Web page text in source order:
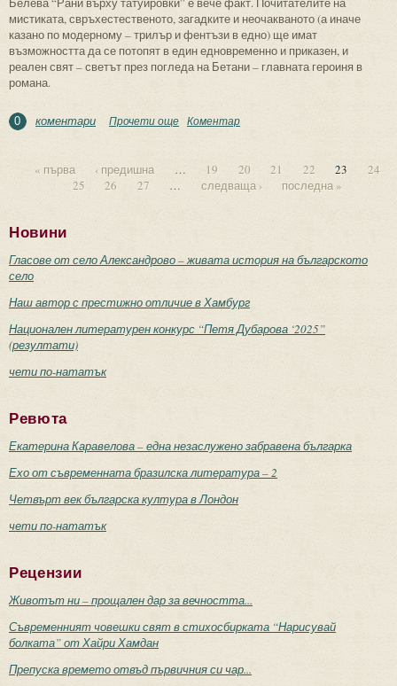
мистиката, свръхестественото, загадките и неочакваното (а иначе
казано по модерному – трилър и фентъзи в едно) ще имат
възможността да се потопят в един едновременно и приказен, и
реален свят – светът през погледа на Бетани – главната героиня в
романа.
0 коментари Прочети още about Станислава Белева и
Коментар
« първа ‹ предишна … 19 20 21 22 23
24
25
26 27 … следваща › последна »
Новини
Гласове от село Александрово – живата история на българското
село
Наш автор с престижно отличие в Хамбург
Национален литературен конкурс “Петя Дубарова ‘2025”
(резултати)
чети по-нататък
Ревюта
Екатерина Каравелова – една незаслужено забравена българка
Ехо от съвременната бразилска литература – 2
Четвърт век българска култура в Лондон
чети по-нататък
Рецензии
Животът ни – прощален дар за вечността...
Съвременният човешки свят в стихосбирката “Нарисувай
болката” от Хайри Хамдан
Препуска времето отвъд първичния си чар...